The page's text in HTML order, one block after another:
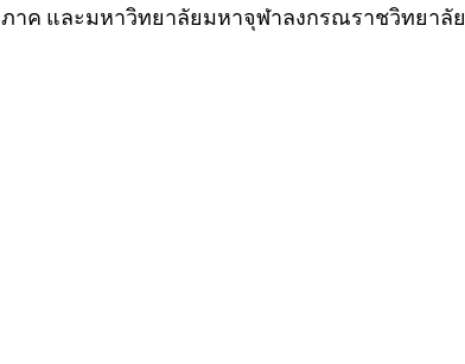
ภาค และมหาวิทยาลัยมหาจุฬาลงกรณราชวิทยาลัย